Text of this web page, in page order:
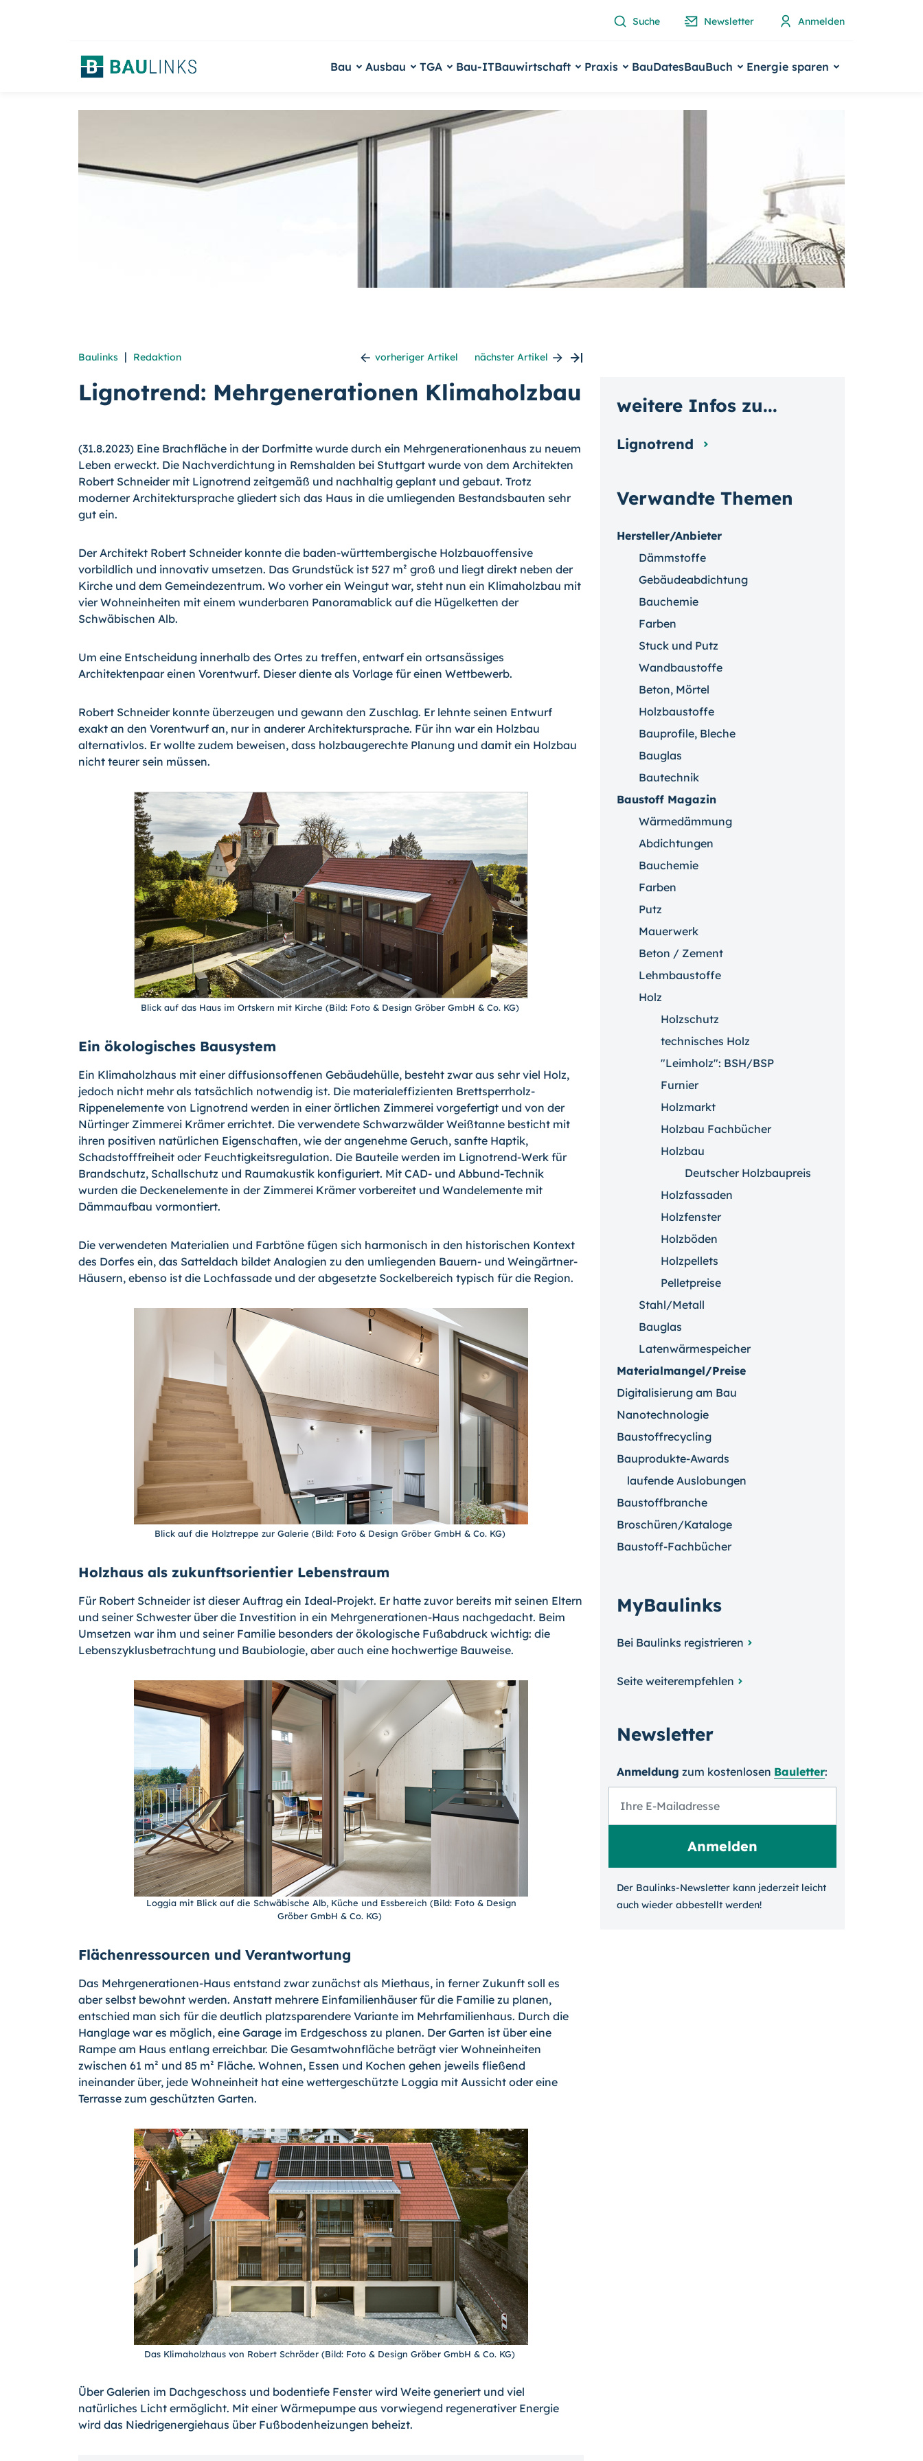
Suche Newsletter Anmelden
Bau Ausbau TGA Bau-ITBauwirtschaft Praxis BauDatesBauBuch Energie sparen
Baulinks | Redaktion vorheriger Artikel nächster Artikel
Lignotrend: Mehrgenerationen Klimaholzbau
(31.8.2023) Eine Brachfläche in der Dorfmitte wurde durch ein Mehrgenerationenhaus zu neuem
Leben erweckt. Die Nachverdichtung in Remshalden bei Stuttgart wurde von dem Architekten
Robert Schneider mit Lignotrend zeitgemäß und nachhaltig geplant und gebaut. Trotz
moderner Architektursprache gliedert sich das Haus in die umliegenden Bestandsbauten sehr
gut ein.
Der Architekt Robert Schneider konnte die baden-württembergische Holzbauoffensive
vorbildlich und innovativ umsetzen. Das Grundstück ist 527 m² groß und liegt direkt neben der
Kirche und dem Gemeindezentrum. Wo vorher ein Weingut war, steht nun ein Klimaholzbau mit
vier Wohneinheiten mit einem wunderbaren Panoramablick auf die Hügelketten der
Schwäbischen Alb.
Um eine Entscheidung innerhalb des Ortes zu treffen, entwarf ein ortsansässiges
Architektenpaar einen Vorentwurf. Dieser diente als Vorlage für einen Wettbewerb.
Robert Schneider konnte überzeugen und gewann den Zuschlag. Er lehnte seinen Entwurf
exakt an den Vorentwurf an, nur in anderer Architektursprache. Für ihn war ein Holzbau
alternativlos. Er wollte zudem beweisen, dass holzbaugerechte Planung und damit ein Holzbau
nicht teurer sein müssen.
Blick auf das Haus im Ortskern mit Kirche (Bild: Foto & Design Gröber GmbH & Co. KG)
Ein ökologisches Bausystem
Ein Klimaholzhaus mit einer diffusionsoffenen Gebäudehülle, besteht zwar aus sehr viel Holz,
jedoch nicht mehr als tatsächlich notwendig ist. Die materialeffizienten Brettsperrholz-
Rippenelemente von Lignotrend werden in einer örtlichen Zimmerei vorgefertigt und von der
Nürtinger Zimmerei Krämer errichtet. Die verwendete Schwarzwälder Weißtanne besticht mit
ihren positiven natürlichen Eigenschaften, wie der angenehme Geruch, sanfte Haptik,
Schadstofffreiheit oder Feuchtigkeitsregulation. Die Bauteile werden im Lignotrend-Werk für
Brandschutz, Schallschutz und Raumakustik konfiguriert. Mit CAD- und Abbund-Technik
wurden die Deckenelemente in der Zimmerei Krämer vorbereitet und Wandelemente mit
Dämmaufbau vormontiert.
Die verwendeten Materialien und Farbtöne fügen sich harmonisch in den historischen Kontext
des Dorfes ein, das Satteldach bildet Analogien zu den umliegenden Bauern- und Weingärtner-
Häusern, ebenso ist die Lochfassade und der abgesetzte Sockelbereich typisch für die Region.
Blick auf die Holztreppe zur Galerie (Bild: Foto & Design Gröber GmbH & Co. KG)
Holzhaus als zukunftsorientier Lebenstraum
Für Robert Schneider ist dieser Auftrag ein Ideal-Projekt. Er hatte zuvor bereits mit seinen Eltern
und seiner Schwester über die Investition in ein Mehrgenerationen-Haus nachgedacht. Beim
Umsetzen war ihm und seiner Familie besonders der ökologische Fußabdruck wichtig: die
Lebenszyklusbetrachtung und Baubiologie, aber auch eine hochwertige Bauweise.
Loggia mit Blick auf die Schwäbische Alb, Küche und Essbereich (Bild: Foto & Design
Gröber GmbH & Co. KG)
Flächenressourcen und Verantwortung
Das Mehrgenerationen-Haus entstand zwar zunächst als Miethaus, in ferner Zukunft soll es
aber selbst bewohnt werden. Anstatt mehrere Einfamilienhäuser für die Familie zu planen,
entschied man sich für die deutlich platzsparendere Variante im Mehrfamilienhaus. Durch die
Hanglage war es möglich, eine Garage im Erdgeschoss zu planen. Der Garten ist über eine
Rampe am Haus entlang erreichbar. Die Gesamtwohnfläche beträgt vier Wohneinheiten
zwischen 61 m² und 85 m² Fläche. Wohnen, Essen und Kochen gehen jeweils fließend
ineinander über, jede Wohneinheit hat eine wettergeschützte Loggia mit Aussicht oder eine
Terrasse zum geschützten Garten.
Das Klimaholzhaus von Robert Schröder (Bild: Foto & Design Gröber GmbH & Co. KG)
Über Galerien im Dachgeschoss und bodentiefe Fenster wird Weite generiert und viel
natürliches Licht ermöglicht. Mit einer Wärmepumpe aus vorwiegend regenerativer Energie
wird das Niedrigenergiehaus über Fußbodenheizungen beheizt.
Verwandte Themen
Hersteller/Anbieter
Dämmstoffe
Gebäudeabdichtung
Bauchemie
Farben
Stuck und Putz
Wandbaustoffe
Beton, Mörtel
Holzbaustoffe
Bauprofile, Bleche
Bauglas
Bautechnik
Baustoff Magazin
Wärmedämmung
Abdichtungen
Bauchemie
Farben
Putz
Mauerwerk
Beton / Zement
Lehmbaustoffe
Holz
Holzschutz
technisches Holz
"Leimholz": BSH/BSP
Furnier
Holzmarkt
Holzbau Fachbücher
Holzbau
Deutscher Holzbaupreis
Holzfassaden
Holzfenster
Holzböden
Holzpellets
Pelletpreise
Stahl/Metall
Bauglas
Latenwärmespeicher
Materialmangel/Preise
Digitalisierung am Bau
Nanotechnologie
Baustoffrecycling
Bauprodukte-Awards
laufende Auslobungen
Baustoffbranche
Broschüren/Kataloge
Baustoff-Fachbücher
MyBaulinks
Bei Baulinks registrieren
Seite weiterempfehlen
Newsletter
Anmeldung zum kosten­losen Bauletter:
Der Baulinks-Newsletter kann jeder­zeit leicht
auch wieder ab­bestellt werden!
weitere Infos zu...
Lignotrend